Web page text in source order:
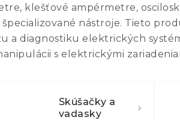
klešťové ampérmetre,
nástroje. Tieto
a diagnostiku elektrických
s elektrickými
Skúšačky a
vadasky